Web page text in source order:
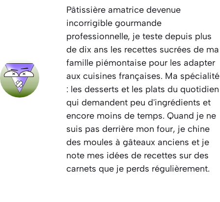
Pâtissière amatrice devenue
incorrigible gourmande
professionnelle, je teste depuis plus
de dix ans les recettes sucrées de ma
famille piémontaise pour les adapter
aux cuisines françaises. Ma spécialité
: les desserts et les plats du quotidien
qui demandent peu d'ingrédients et
encore moins de temps. Quand je ne
suis pas derrière mon four, je chine
des moules à gâteaux anciens et je
note mes idées de recettes sur des
carnets que je perds régulièrement.